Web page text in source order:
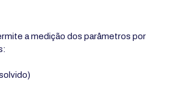
a medição dos parâmetros por